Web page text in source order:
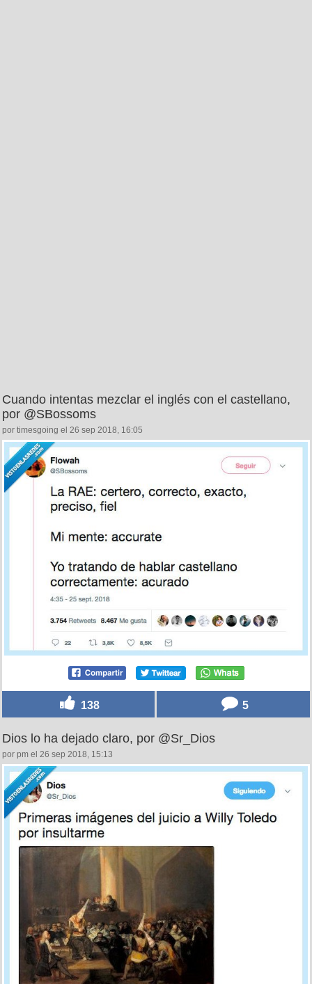
Cuando intentas mezclar el inglés con el castellano,
por @SBossoms
por timesgoing el 26 sep 2018, 16:05
138 5
Dios lo ha dejado claro, por @Sr_Dios
por pm el 26 sep 2018, 15:13